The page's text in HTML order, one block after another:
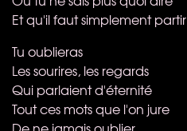
Et qu'il faut simplement partir
Tu oublieras
Les sourires, les regards
Qui parlaient d'éternité
Tout ces mots que l'on jure